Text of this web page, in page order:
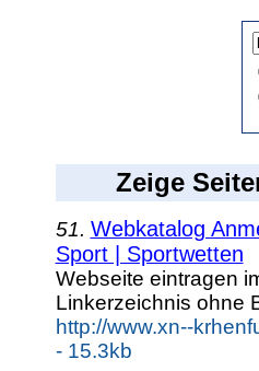
Zeige
51. Webkatalog
Sport | Sportwetten
Webseite eintragen
Linkerzeichnis ohne
http://www.xn--
- 15.3kb